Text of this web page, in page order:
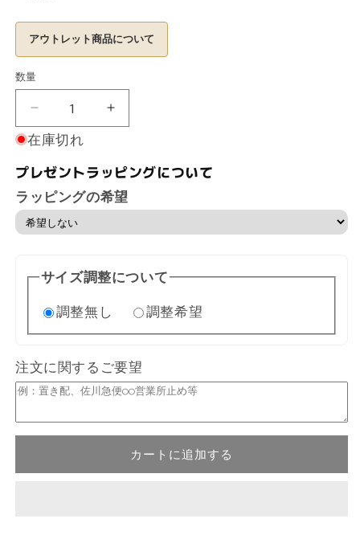
格
アウトレット商品について
数
数量
ウ
レ
ッ
ト】
SBXD003
数
量
を
す
【ア
レ
ッ
ト】
量
す
在庫切れ
プレゼントラッピングについて
ラッピングの希望
サイズ調整について
調整無し
調整希望
注文に関するご要望
カートに追加する